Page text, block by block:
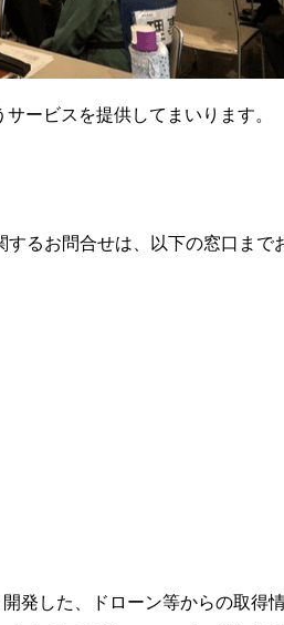
ービスを提供してまいります。
るお問合せは、以下の窓口まで
発した、ドローン等からの取得